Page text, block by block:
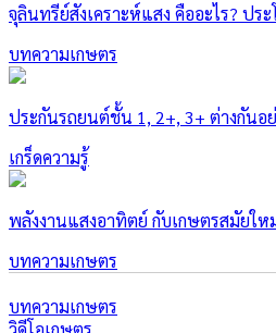
จุลินทรีย์สังเคราะห์แสง คืออะไร? ปร
บทความเกษตร
ประกันรถยนต์ชั้น 1, 2+, 3+ ต่างกันอ
เกร็ดความรู้
พลังงานแสงอาทิตย์ กับเกษตรสมัยใ
บทความเกษตร
บทความเกษตร